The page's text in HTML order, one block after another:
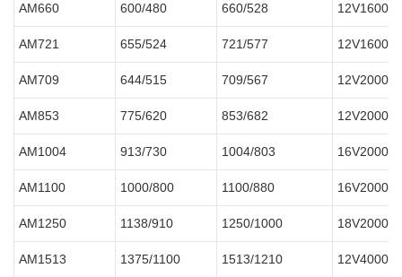
AM660 600/480 660/528 12V1600
AM721 655/524 721/577 12V1600
AM709 644/515 709/567
AM853 775/620 853/682
AM1004 913/730 1004/803
AM1100 1000/800 1100/880
AM1250 1138/910 1250/1000
AM1513 1375/1100 1513/1210